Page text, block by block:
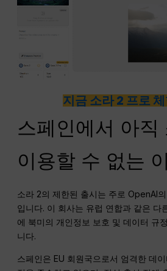
지금 소라 2 프로
스페인에서 아직
이용할 수 없는
소라 2의 제한된 출시는 주로 OpenAI
입니다. 이 회사는 유럽 연합과 같은 다
에 북미의 개인정보 보호 및 데이터 규
니다.
스페인은 EU 회원국으로서 엄격한 데